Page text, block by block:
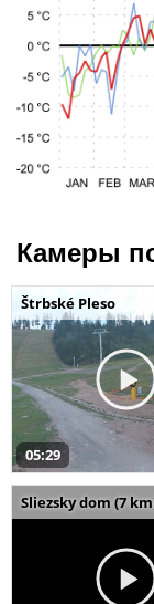
Камеры
Štrbské Pleso
05:29
Sliezsky dom (7